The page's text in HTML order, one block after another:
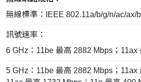
無線標準：IEEE 802.11a/b/g/n/ac/ax/
訊號速率：
6 GHz：11be 最高 2882 Mbps；11ax
5 GHz：11be 最高 2882 Mbps；11ax